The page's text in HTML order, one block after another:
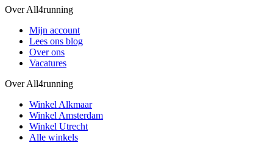
Over All4running
Mijn account
Lees ons blog
Over ons
Vacatures
Over All4running
Winkel Alkmaar
Winkel Amsterdam
Winkel Utrecht
Alle winkels